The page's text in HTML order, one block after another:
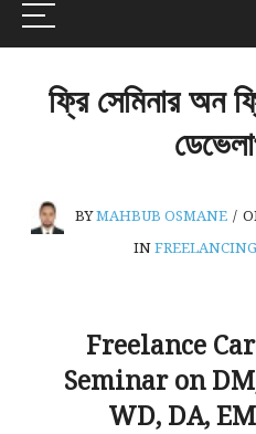
ফ্রি সেমিনার অন
BYMAHBUB OSMANE /
INFREELANCING
Freelance
Seminar on
WD, DA,